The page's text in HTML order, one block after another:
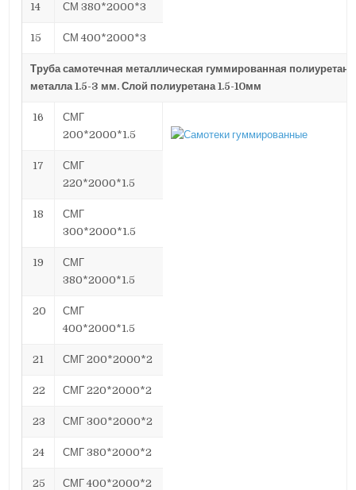
14 СМ 380*2000*3
15 СМ 400*2000*3
Труба самотечная металлическая гуммированная
металла 1.5-3 мм. Слой полиуретана 1.5-10мм
16
СМГ
200*2000*1.5
17
СМГ
220*2000*1.5
18
СМГ
300*2000*1.5
19
СМГ
380*2000*1.5
20
СМГ
400*2000*1.5
21 СМГ 200*2000*2
22 СМГ 220*2000*2
23 СМГ 300*2000*2
24 СМГ 380*2000*2
25 СМГ 400*2000*2